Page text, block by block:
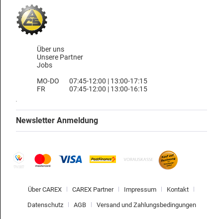
Über uns
Unsere Partner
Jobs
MO-DO
FR
07:45-12:00 | 13:00-17:15
07:45-12:00 | 13:00-16:15
Newsletter Anmeldung
Über CAREX CAREX Partner Impressum Kontakt
Datenschutz AGB Versand und Zahlungsbedingungen